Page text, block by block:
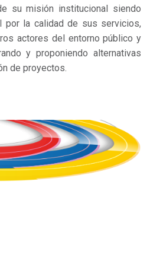
su misión institucional siendo
por la calidad de sus servicios,
actores del entorno público y
y proponiendo alternativas
de proyectos.